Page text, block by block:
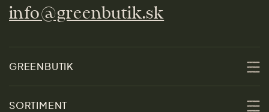
info@greenbutik.sk
GREENBUTIK
SORTIMENT